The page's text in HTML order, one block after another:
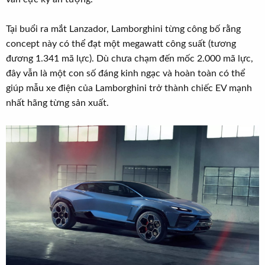
Tại buổi ra mắt Lanzador, Lamborghini từng công bố rằng
concept này có thể đạt một megawatt công suất (tương
đương 1.341 mã lực). Dù chưa chạm đến mốc 2.000 mã lực,
đây vẫn là một con số đáng kinh ngạc và hoàn toàn có thể
giúp mẫu xe điện của Lamborghini trở thành chiếc EV mạnh
nhất hãng từng sản xuất.